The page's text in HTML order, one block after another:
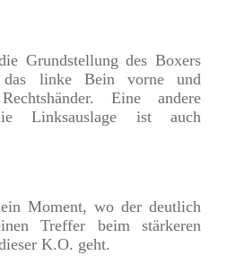
Grundstellung des Boxers
linke Bein vorne und
Eine andere
Linksauslage ist auch
Moment, wo der deutlich
Treffer beim stärkeren
K.O. geht.